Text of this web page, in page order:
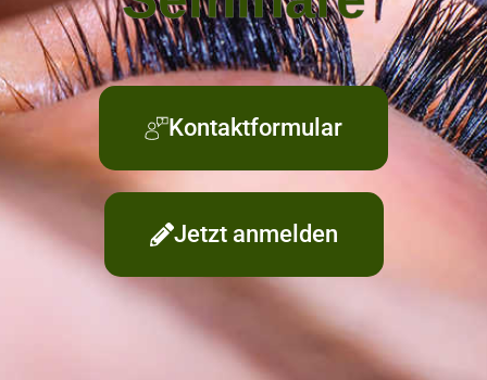
Kontaktformular
Jetzt anmelden